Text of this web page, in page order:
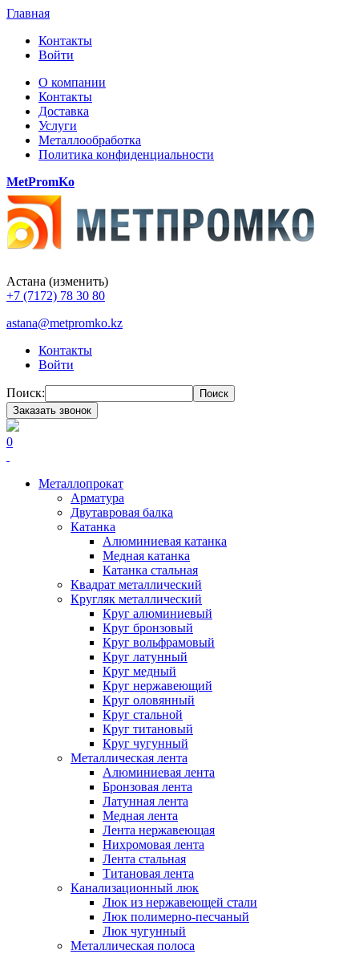
Главная
Контакты
Войти
О компании
Контакты
Доставка
Услуги
Металлообработка
Политика конфиденциальности
MetPromKo
Астана (изменить)
+7 (7172) 78 30 80
astana@metpromko.kz
Контакты
Войти
Поиск:
Поиск
Заказать звонок
0
Металлопрокат
Арматура
Двутавровая балка
Катанка
Алюминиевая катанка
Медная катанка
Катанка стальная
Квадрат металлический
Кругляк металлический
Круг алюминиевый
Круг бронзовый
Круг вольфрамовый
Круг латунный
Круг медный
Круг нержавеющий
Круг оловянный
Круг стальной
Круг титановый
Круг чугунный
Металлическая лента
Алюминиевая лента
Бронзовая лента
Латунная лента
Медная лента
Лента нержавеющая
Нихромовая лента
Лента стальная
Титановая лента
Канализационный люк
Люк из нержавеющей стали
Люк полимерно-песчаный
Люк чугунный
Металлическая полоса